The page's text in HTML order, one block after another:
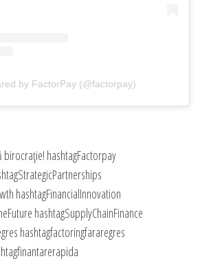
by FactorPay (@factorpay)
hashtagFactorpay
hashtagFinancialInnovation
hashtagSupplyChainFinance
hashtagfactoringfararegres